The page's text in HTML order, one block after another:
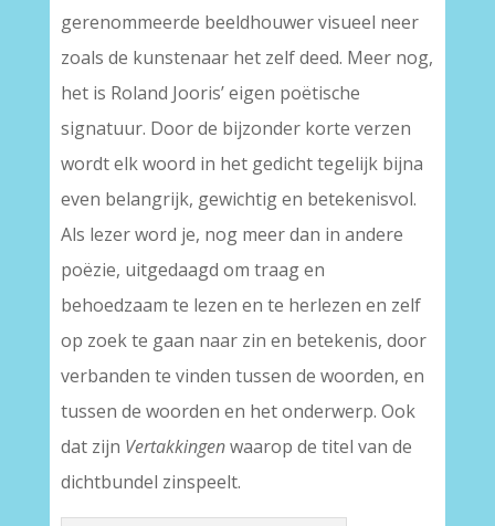
gerenommeerde beeldhouwer visueel neer
zoals de kunstenaar het zelf deed. Meer nog,
het is Roland Jooris’ eigen poëtische
signatuur. Door de bijzonder korte verzen
wordt elk woord in het gedicht tegelijk bijna
even belangrijk, gewichtig en betekenisvol.
Als lezer word je, nog meer dan in andere
poëzie, uitgedaagd om traag en
behoedzaam te lezen en te herlezen en zelf
op zoek te gaan naar zin en betekenis, door
verbanden te vinden tussen de woorden, en
tussen de woorden en het onderwerp. Ook
dat zijn Vertakkingenwaarop de titel van de
dichtbundel zinspeelt.